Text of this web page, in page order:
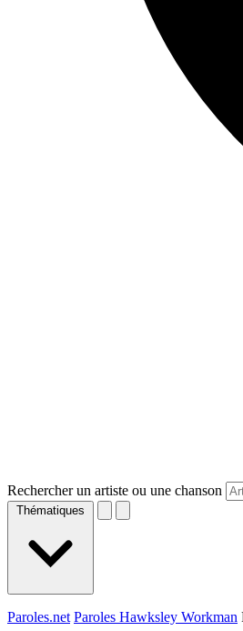
Rechercher un artiste ou une chanson
Thématiques
Paroles.net Paroles Hawksley Workman